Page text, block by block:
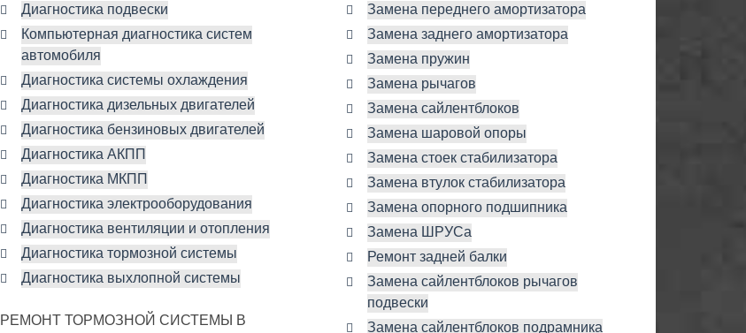
Диагностика подвески
Компьютерная диагностика систем
автомобиля
Диагностика системы охлаждения
Диагностика дизельных двигателей
Диагностика бензиновых двигателей
Диагностика АКПП
Диагностика МКПП
Диагностика электрооборудования
Диагностика вентиляции и отопления
Диагностика тормозной системы
Диагностика выхлопной системы
РЕМОНТ ТОРМОЗНОЙ СИСТЕМЫ В
Замена переднего амортизатора
Замена заднего амортизатора
Замена пружин
Замена рычагов
Замена сайлентблоков
Замена шаровой опоры
Замена стоек стабилизатора
Замена втулок стабилизатора
Замена опорного подшипника
Замена ШРУСа
Ремонт задней балки
Замена сайлентблоков рычагов
подвески
Замена сайлентблоков подрамника